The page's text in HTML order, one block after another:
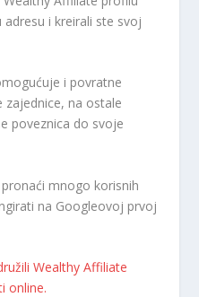
i kreirali ste svoj
i povratne
na ostale
poveznica do svoje
mnogo korisnih
na Googleovoj prvoj
Wealthy Affiliate
online.